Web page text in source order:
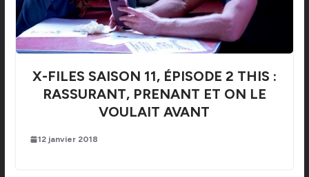
X-FILES SAISON 11, ÉPISODE 2 THIS :
RASSURANT, PRENANT ET ON LE
VOULAIT AVANT
12 janvier 2018